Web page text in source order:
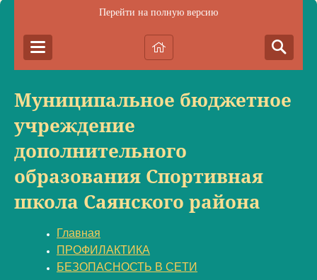
Перейти на полную версию
Муниципальное бюджетное
учреждение
дополнительного
образования Спортивная
школа Саянского района
Главная
ПРОФИЛАКТИКА
БЕЗОПАСНОСТЬ В СЕТИ